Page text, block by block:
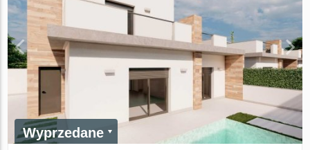
Wyprzedane